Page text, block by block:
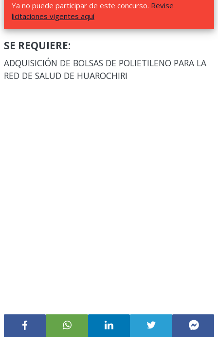
Ya no puede participar de este concurso. Revise
licitaciones vigentes aquí
SE REQUIERE:
ADQUISICIÓN DE BOLSAS DE POLIETILENO PARA LA
RED DE SALUD DE HUAROCHIRI